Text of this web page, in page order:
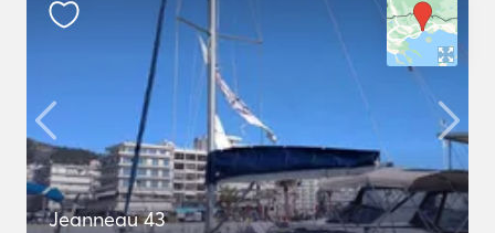
Jeanneau 43